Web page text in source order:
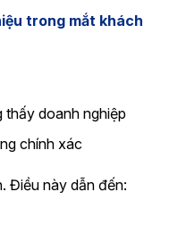
trong mắt khách
doanh nghiệp
chính xác
Điều này dẫn đến: